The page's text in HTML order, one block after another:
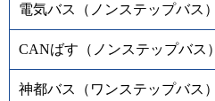
電気バス（ノンステップバス）
CANばす（ノンステップバス）
神都バス（ワンステップバス）